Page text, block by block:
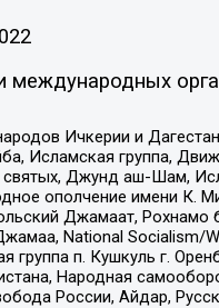
Ичкерии и
Исламская группа,
Джунд аш-Шам,
ополчение имени К.
Джамаат, Рохнамо
National Socialism/
группа п. Кушкуль г.
Народная
России, Айдар,